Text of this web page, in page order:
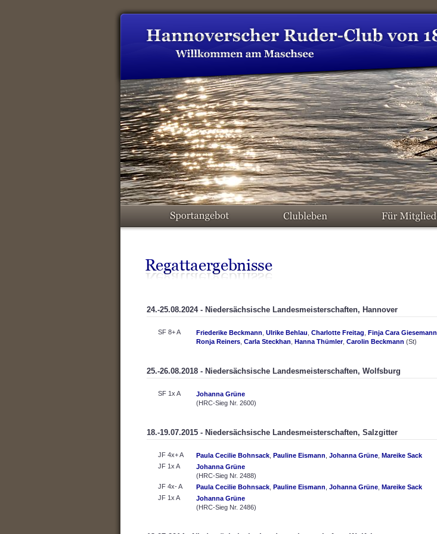
24.-25.08.2024 - Niedersächsische Landesmeisterschaften, Hannover
SF 8+ A Friederike Beckmann Ulrike Behlau Charlotte Freitag Finja Cara Giesemann
Ronja Reiners Carla Steckhan Hanna Thümler, Carolin Beckmann (St)
25.-26.08.2018 - Niedersächsische Landesmeisterschaften, Wolfsburg
SF 1x A
Johanna Grüne
(HRC-Sieg Nr. 2600)
18.-19.07.2015 - Niedersächsische Landesmeisterschaften, Salzgitter
JF 4x+ A Paula Cecilie Bohnsack Pauline Eismann Johanna Grüne Mareike Sack
JF 1x A
Johanna Grüne
(HRC-Sieg Nr. 2488)
JF 4x- A Paula Cecilie Bohnsack Pauline Eismann Johanna Grüne Mareike Sack
JF 1x A
Johanna Grüne
(HRC-Sieg Nr. 2486)